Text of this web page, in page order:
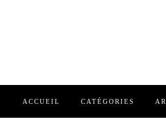
ACCUEIL CATÉGORIES